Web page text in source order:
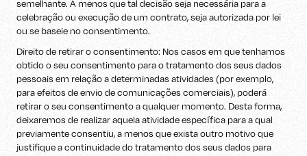
semelhante. A menos que tal decisão seja necessária para a
celebração ou execução de um contrato, seja autorizada por lei
ou se baseie no consentimento.
Direito de retirar o consentimento: Nos casos em que tenhamos
obtido o seu consentimento para o tratamento dos seus dados
pessoais em relação a determinadas atividades (por exemplo,
para efeitos de envio de comunicações comerciais), poderá
retirar o seu consentimento a qualquer momento. Desta forma,
deixaremos de realizar aquela atividade específica para a qual
previamente consentiu, a menos que exista outro motivo que
justifique a continuidade do tratamento dos seus dados para